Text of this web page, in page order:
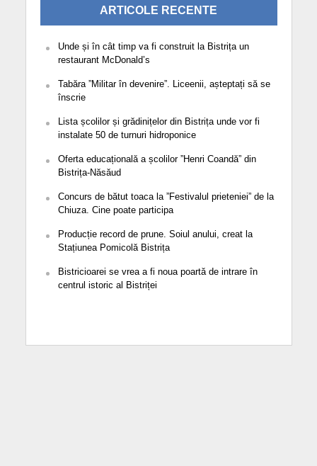
ARTICOLE RECENTE
Unde și în cât timp va fi construit la Bistrița un
restaurant McDonald’s
Tabăra ”Militar în devenire”. Liceenii, așteptați să se
înscrie
Lista școlilor și grădinițelor din Bistrița unde vor fi
instalate 50 de turnuri hidroponice
Oferta educațională a școlilor ”Henri Coandă” din
Bistrița-Năsăud
Concurs de bătut toaca la ”Festivalul prieteniei” de la
Chiuza. Cine poate participa
Producție record de prune. Soiul anului, creat la
Stațiunea Pomicolă Bistrița
Bistricioarei se vrea a fi noua poartă de intrare în
centrul istoric al Bistriței